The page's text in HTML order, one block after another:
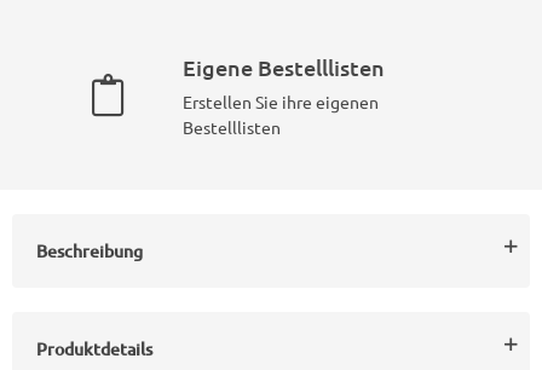
Eigene Bestelllisten
Erstellen Sie ihre eigenen
Bestelllisten
Beschreibung
Produktdetails